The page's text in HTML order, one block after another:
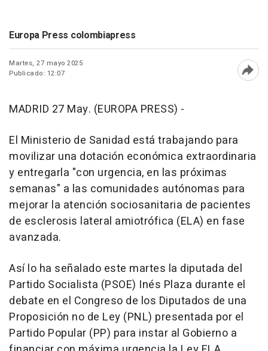
Europa Press colombiapress
Martes, 27 mayo 2025
Publicado: 12:07
MADRID 27 May. (EUROPA PRESS) -
El Ministerio de Sanidad está trabajando para
movilizar una dotación económica extraordinaria
y entregarla "con urgencia, en las próximas
semanas" a las comunidades autónomas para
mejorar la atención sociosanitaria de pacientes
de esclerosis lateral amiotrófica (ELA) en fase
avanzada.
Así lo ha señalado este martes la diputada del
Partido Socialista (PSOE) Inés Plaza durante el
debate en el Congreso de los Diputados de una
Proposición no de Ley (PNL) presentada por el
Partido Popular (PP) para instar al Gobierno a